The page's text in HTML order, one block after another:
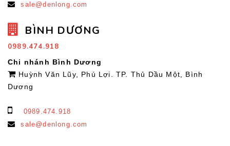
sale@denlong.com
BÌNH DƯƠNG
0989.474.918
Chi nhánh Bình Dương
Huỳnh Văn Lũy, Phú Lợi. TP. Thủ Dầu Một, Bình
Dương
0989.474.918
sale@denlong.com